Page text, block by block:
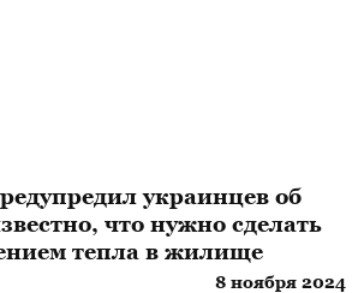
украинцев об
что нужно сделать
тепла в жилище
8 ноября 2024